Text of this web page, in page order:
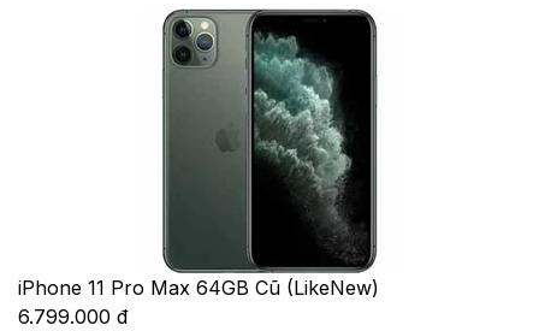
iPhone 11 Pro Max 64GB Cũ (LikeNew)
6.799.000 đ